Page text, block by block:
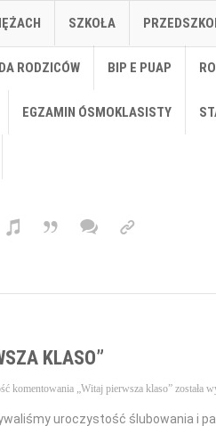
SZKOŁA
RODZICÓW BIP E PUAP
EGZAMIN ÓSMOKLASISTY
KLASO”
komentowania „Witaj pierwsza klaso” została
uroczystość ślubowania i